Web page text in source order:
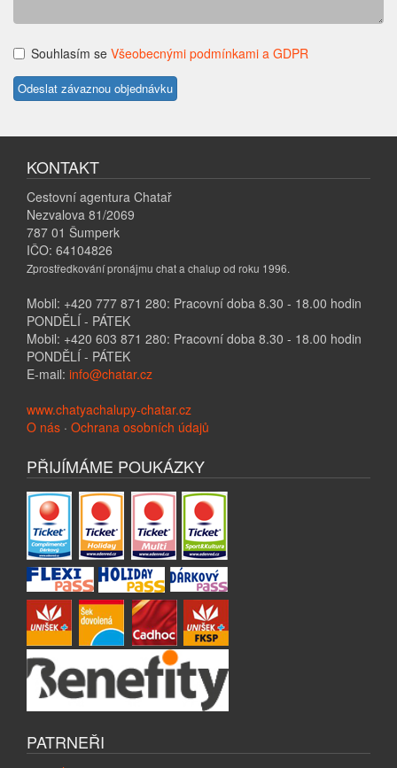
Souhlasím se Všeobecnými podmínkami a GDPR
KONTAKT
Cestovní agentura Chatař
Nezvalova 81/2069
787 01 Šumperk
IČO: 64104826
Zprostředkování pronájmu chat a chalup od roku 1996.
Mobil: +420 777 871 280: Pracovní doba 8.30 - 18.00 hodin
PONDĚLÍ - PÁTEK
Mobil: +420 603 871 280: Pracovní doba 8.30 - 18.00 hodin
PONDĚLÍ - PÁTEK
E-mail: info@chatar.cz
www.chatyachalupy-chatar.cz
O nás · Ochrana osobních údajů
PŘIJÍMÁME POUKÁZKY
PATRNEŘI